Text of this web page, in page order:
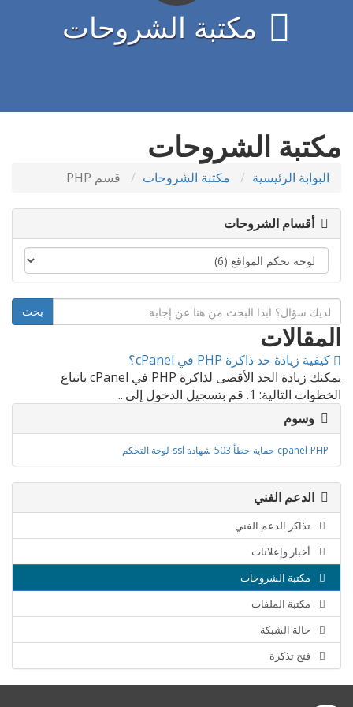
مكتبة الشروحات
مكتبة الشروحات
البوابة الرئيسية مكتبة الشروحات قسم PHP
أقسام الشروحات
المقالات
كيفية زيادة حد ذاكرة PHP في cPanel؟
يمكنك زيادة الحد الأقصى لذاكرة PHP في cPanel باتباع
الخطوات التالية: 1. قم بتسجيل الدخول إلى...
وسوم
cpanel PHP حماية خطأ 503 شهادة ssl لوحة التحكم
الدعم الفني
تذاكر الدعم الفني
أخبار وإعلانات
مكتبة الشروحات
مكتبة الملفات
حالة الشبكة
فتح تذكرة